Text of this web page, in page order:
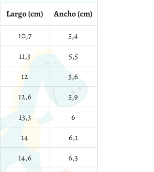
Largo (cm)
Ancho (cm)
10,7
5,4
11,3
5,5
12
5,6
12,6
5,9
13,3
6
14
6,1
14,6
6,3